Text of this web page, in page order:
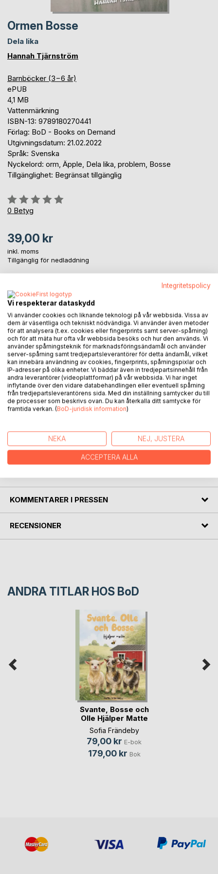
Ormen Bosse
Dela lika
Hannah Tjärnström
Barnböcker (3−6 år)
ePUB
4,1 MB
Vattenmärkning
ISBN-13: 9789180270441
Förlag: BoD - Books on Demand
Utgivningsdatum: 21.02.2022
Språk: Svenska
Nyckelord: orm, Äpple, Dela lika, problem, Bosse
Tillgänglighet: Begränsat tillgänglig
Betyg::
0%
0 Betyg
39,00 kr
inkl. moms
Tillgänglig för nedladdning
LÄGG I KUNDVAGNEN
Lägg till i kom-ihåglista
Recensera titel
BESKRIVNING
Boken handlar om en orm som heter Bosse.Bosse får
trubbel när han möter sin vän Anna.
KOMMENTARER I PRESSEN
RECENSIONER
ANDRA TITLAR HOS BoD
Svante, Bosse och
Olle Hjälper Matte
Sofia Frändeby
79,00 kr E-bok
179,00 kr Bok
Integritetspolicy
Vi respekterar dataskydd
Vi använder cookies och liknande teknologi på vår webbsida. Vissa av
dem är väsentliga och tekniskt nödvändiga. Vi använder även metoder
för att analysera (t.ex. cookies eller fingerprints samt server-spårning)
och för att mäta hur ofta vår webbsida besöks och hur den används. Vi
använder spårningsteknik för marknadsföringsändamål och använder
server-spårning samt tredjepartsleverantörer för detta ändamål, vilket
kan innebära användning av cookies, fingerprints, spårningspixlar och
IP-adresser på olika enheter. Vi bäddar även in tredjepartsinnehåll från
andra leverantörer (videoplattformar) på vår webbsida. Vi har inget
inflytande över den vidare databehandlingen eller eventuell spårning
från tredjepartsleverantörens sida. Med din inställning samtycker du till
de processer som beskrivs ovan. Du kan återkalla ditt samtycke för
framtida verkan. (BoD-juridisk information)
NEKA NEJ, JUSTERA
ACCEPTERA ALLA